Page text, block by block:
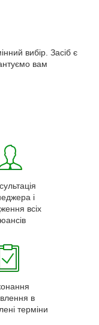
вибір. Засіб є
вам
і
всіх
в
терміни